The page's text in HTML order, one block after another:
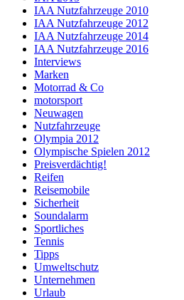
IAA Nutzfahrzeuge 2010
IAA Nutzfahrzeuge 2012
IAA Nutzfahrzeuge 2014
IAA Nutzfahrzeuge 2016
Interviews
Marken
Motorrad & Co
motorsport
Neuwagen
Nutzfahrzeuge
Olympia 2012
Olympische Spielen 2012
Preisverdächtig!
Reifen
Reisemobile
Sicherheit
Soundalarm
Sportliches
Tennis
Tipps
Umweltschutz
Unternehmen
Urlaub